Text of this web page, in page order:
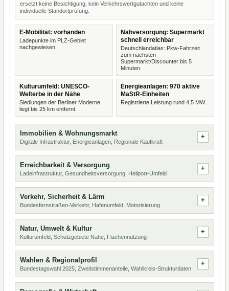
ersetzt keine Besichtigung, kein Verkehrswertgutachten und keine
individuelle Standortprüfung.
E-Mobilität: vorhanden
Ladepunkte im PLZ-Gebiet
nachgewiesen.
Nahversorgung: Supermarkt
schnell erreichbar
Deutschlandatlas: Pkw-Fahrzeit
zum nächsten
Supermarkt/Discounter bis 5
Minuten.
Kulturumfeld: UNESCO-
Welterbe in der Nähe
Siedlungen der Berliner Moderne
liegt bis 25 km entfernt.
Energieanlagen: 970 aktive
MaStR-Einheiten
Registrierte Leistung rund 4,5 MW.
Immobilien & Wohnungsmarkt
Digitale Infrastruktur, Energieanlagen, Regionale Kaufkraft
Erreichbarkeit & Versorgung
Ladeinfrastruktur, Gesundheitsversorgung, Heliport-Umfeld
Verkehr, Sicherheit & Lärm
Bundesfernstraßen-Verkehr, Hafenumfeld, Motorisierung
Natur, Umwelt & Kultur
Kulturumfeld, Schutzgebiete Nähe, Flächennutzung
Wahlen & Regionalprofil
Bundestagswahl 2025, Zweitstimmenanteile, Wahlkreis-Strukturdaten